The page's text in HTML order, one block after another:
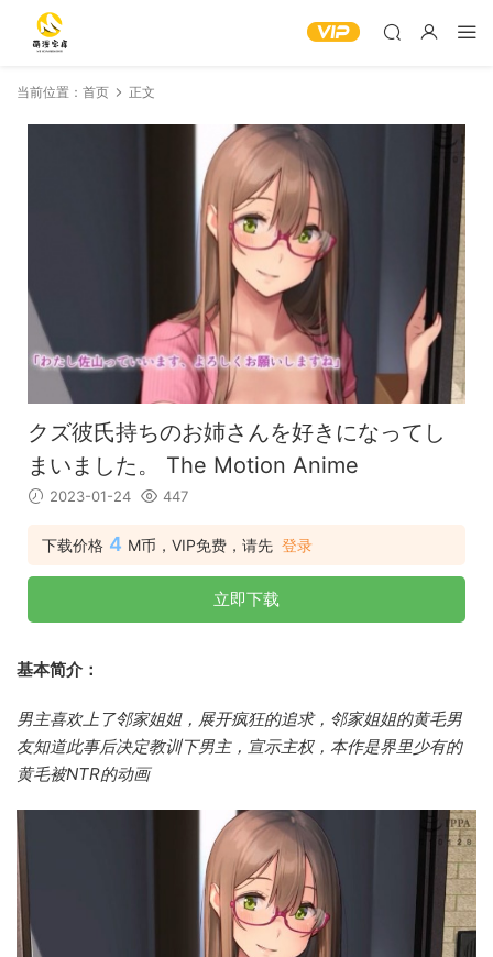
当前位置： 首页 正文
クズ彼氏持ちのお姉さんを好きになってし
まいました。 The Motion Anime
2023-01-24 447
下载价格 4 M币，VIP免费，请先 登录
立即下载
基本简介：
男主喜欢上了邻家姐姐，展开疯狂的追求，邻家姐姐的黄毛男
友知道此事后决定教训下男主，宣示主权，本作是界里少有的
黄毛被NTR的动画